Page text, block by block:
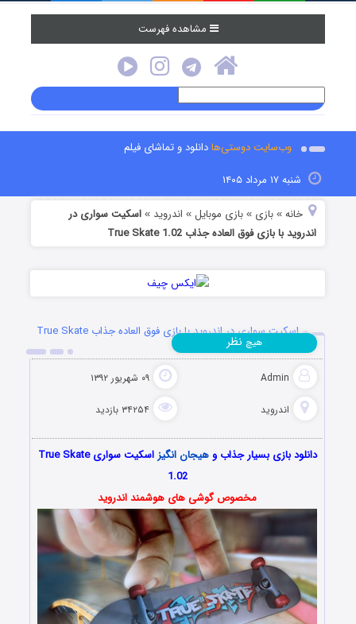
مشاهده فهرست
وب‌سایت دوستی‌هادانلود و تماشای فیلم
شنبه ۱۷ مرداد ۱۴۰۵
خانه »بازی »بازی موبایل » اندروید »اسکیت سواری در
اندروید با بازی فوق العاده جذاب True Skate 1.02
اسکیت سواری در اندروید با بازی فوق العاده جذاب True Skate
1.02
Admin ۰۹ شهریور ۱۳۹۲
اندروید ۳۴۲۵۴ بازدید
هیچ نظر
دانلود بازی بسیار جذاب وهیجان انگیز
اسکیت سواری True Skate
1.02
مخصوص گوشی های هوشمند اندروید